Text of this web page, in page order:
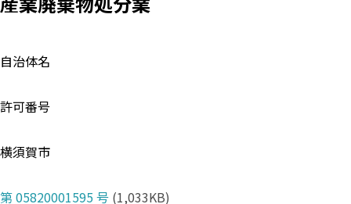
自治体名
許可番号
横須賀市
第 05820001595 号 (1,033KB)